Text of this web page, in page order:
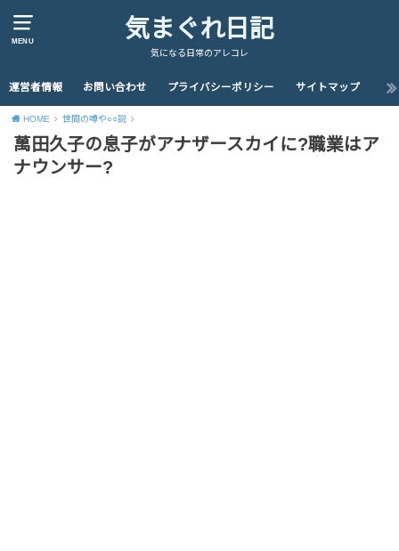
MENU 気まぐれ日記
気になる日常のアレコレ
運営者情報 お問い合わせ プライバシーポリシー サイトマップ
HOME 世間の噂や○○説
萬田久子の息子がアナザースカイに?職業はア
ナウンサー?